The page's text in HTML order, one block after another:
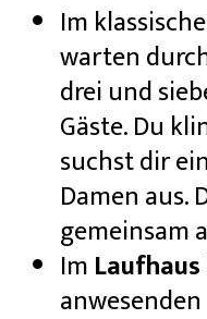
Im
warten
drei und
Gäste. Du
suchst dir
Damen aus.
gemeinsam
Im Laufhaus